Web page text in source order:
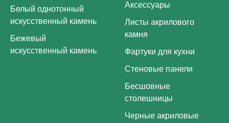
Белый однотонный
искусственный камень
Бежевый
искусственный камень
Аксессуары
Листы акрилового
камня
Фартуки для кухни
Стеновые панели
Бесшовные
столешницы
Черные акриловые